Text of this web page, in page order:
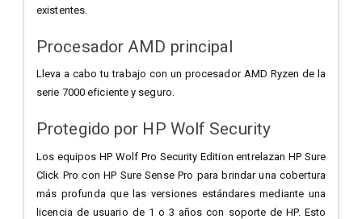
existentes.
Procesador AMD principal
Lleva a cabo tu trabajo con un procesador AMD Ryzen de la
serie 7000 eficiente y seguro.
Protegido por HP Wolf Security
Los equipos HP Wolf Pro Security Edition entrelazan HP Sure
Click Pro con HP Sure Sense Pro para brindar una cobertura
más profunda que las versiones estándares mediante una
licencia de usuario de 1 o 3 años con soporte de HP. Esto